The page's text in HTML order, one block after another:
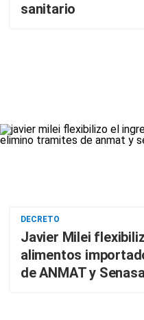
sanitario
DECRETO
Javier Milei
alimentos
de ANMAT y